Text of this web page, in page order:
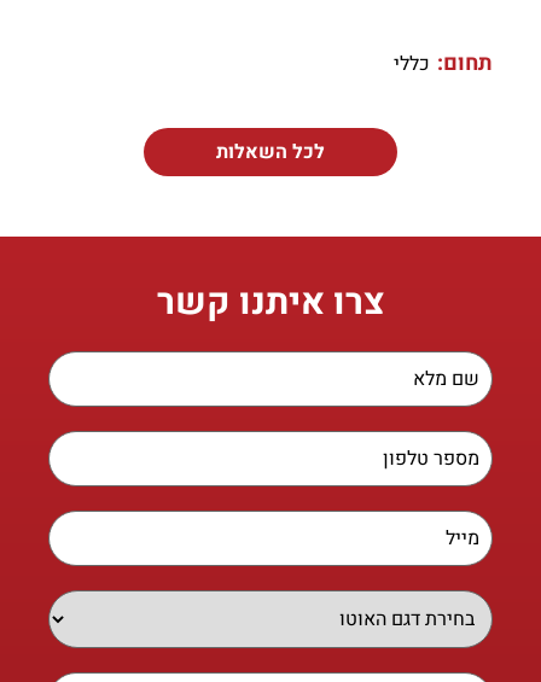
תחום: כללי
לכל השאלות
צרו איתנו קשר